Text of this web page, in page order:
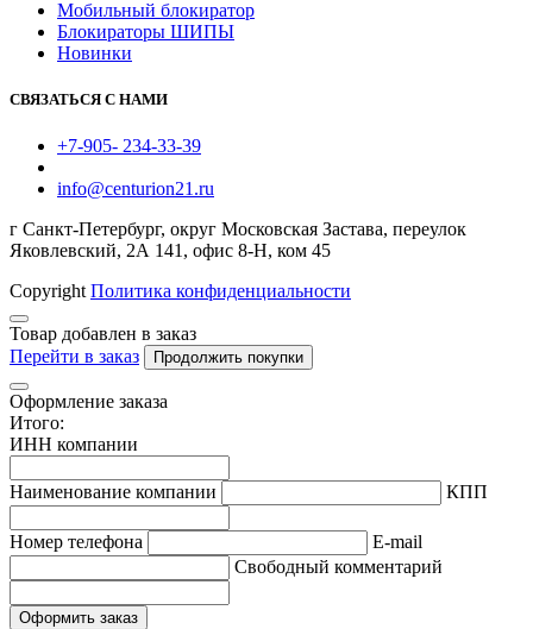
Мобильный блокиратор
Блокираторы ШИПЫ
Новинки
СВЯЗАТЬСЯ С НАМИ
+7-905- 234-33-39
info@centurion21.ru
г Санкт-Петербург, округ Московская Застава, переулок
Яковлевский, 2А 141, офис 8-Н, ком 45
Copyright Политика конфиденциальности
Товар добавлен в заказ
Перейти в заказ
Продолжить покупки
Оформление заказа
Итого:
ИНН компании
Наименование компании КПП
Hомер телефона
E-mail
Свободный комментарий
Оформить заказ